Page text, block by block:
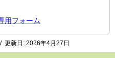
用フォーム
/ 更新日: 2026年4月27日